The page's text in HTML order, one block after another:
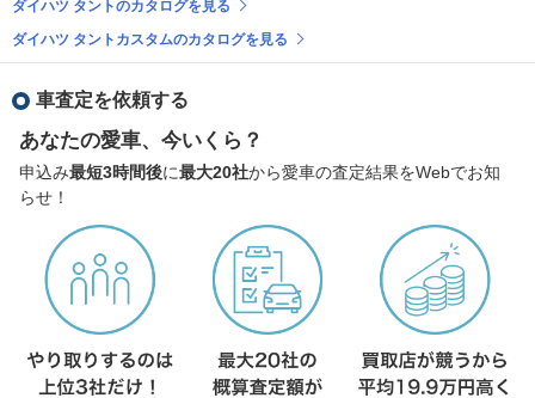
ダイハツ タントのカタログを見る
ダイハツ タントカスタムのカタログを見る
車査定を依頼する
あなたの愛車、今いくら？
申込み最短3時間後に最大20社から愛車の査定結果をWebでお知
らせ！